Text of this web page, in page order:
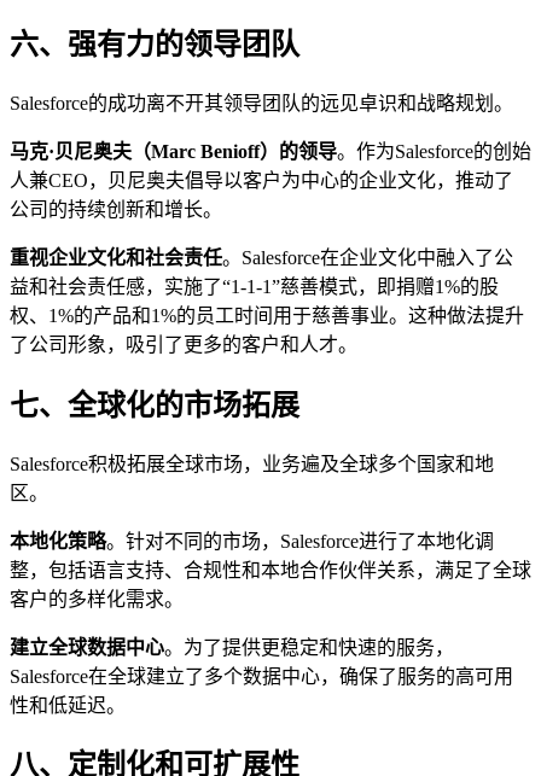
六、强有力的领导团队
Salesforce的成功离不开其领导团队的远见卓识和战略规划。
马克·贝尼奥夫（Marc Benioff）的领导。作为Salesforce的创始
人兼CEO，贝尼奥夫倡导以客户为中心的企业文化，推动了
公司的持续创新和增长。
重视企业文化和社会责任。Salesforce在企业文化中融入了公
益和社会责任感，实施了“1-1-1”慈善模式，即捐赠1%的股
权、1%的产品和1%的员工时间用于慈善事业。这种做法提升
了公司形象，吸引了更多的客户和人才。
七、全球化的市场拓展
Salesforce积极拓展全球市场，业务遍及全球多个国家和地
区。
本地化策略。针对不同的市场，Salesforce进行了本地化调
整，包括语言支持、合规性和本地合作伙伴关系，满足了全球
客户的多样化需求。
建立全球数据中心。为了提供更稳定和快速的服务，
Salesforce在全球建立了多个数据中心，确保了服务的高可用
性和低延迟。
八、定制化和可扩展性